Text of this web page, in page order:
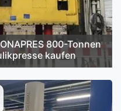
800-Tonnen
kaufen